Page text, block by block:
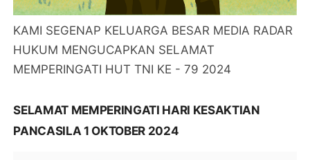
KAMI SEGENAP KELUARGA BESAR MEDIA RADAR
HUKUM MENGUCAPKAN SELAMAT
MEMPERINGATI HUT TNI KE - 79 2024
SELAMAT MEMPERINGATI HARI KESAKTIAN
PANCASILA 1 OKTOBER 2024